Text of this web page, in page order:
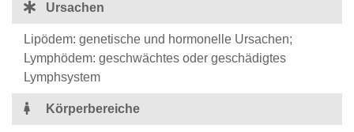
Ursachen
Lipödem: genetische und hormonelle Ursachen;
Lymphödem: geschwächtes oder geschädigtes
Lymphsystem
Körperbereiche